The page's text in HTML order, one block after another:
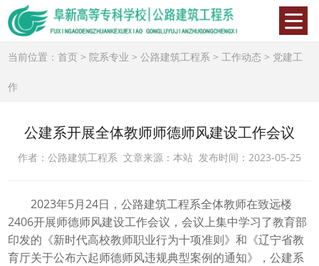
当前位置：首页 > 院系专业 >公路建筑工程系 >工作动态 > 党建工
作
公建系开展全体教师师德师风建设工作会议
作者：公路建筑工程系 文章来源：本站 发布时间：2023-05-25
2023年5月24日，公路建筑工程系全体教师在致远楼
2406开展师德师风建设工作会议，会议上集中学习了教育部
印发的《新时代高校教师职业行为十项准则》和《辽宁省教
育厅关于公布六起师德师风违规典型案例的通知》，公建系